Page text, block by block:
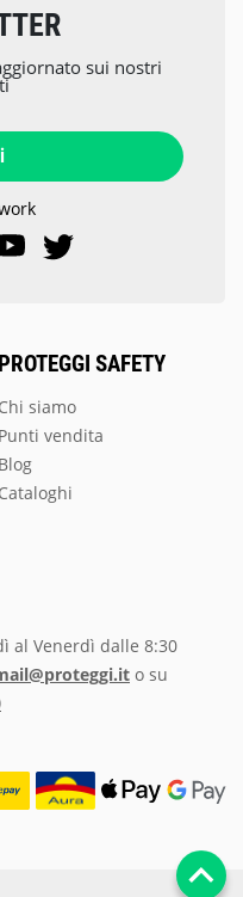
PROTEGGI SAFETY
Chi siamo
Punti vendita
Blog
Cataloghi
sui nostri
al Venerdì dalle 8:30
o su